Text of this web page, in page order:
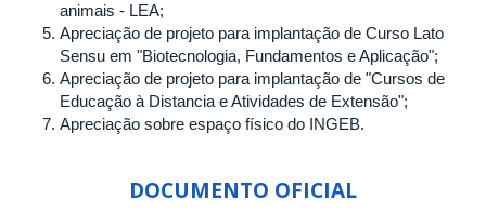
animais - LEA;
Apreciação de projeto para implantação de Curso Lato
Sensu em "Biotecnologia, Fundamentos e Aplicação";
Apreciação de projeto para implantação de "Cursos de
Educação à Distancia e Atividades de Extensão";
Apreciação sobre espaço físico do INGEB.
DOCUMENTO OFICIAL